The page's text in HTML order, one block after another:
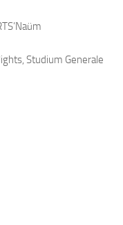
Studium Generale